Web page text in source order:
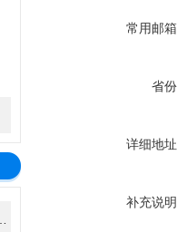
常用邮
省
详细地
补充说